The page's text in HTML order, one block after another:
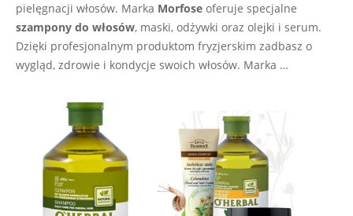
pielęgnacji włosów. Marka Morfose oferuje specjalne
szampony do włosów, maski, odżywki oraz olejki i serum.
Dzięki profesjonalnym produktom fryzjerskim zadbasz o
wygląd, zdrowie i kondycje swoich włosów. Marka …